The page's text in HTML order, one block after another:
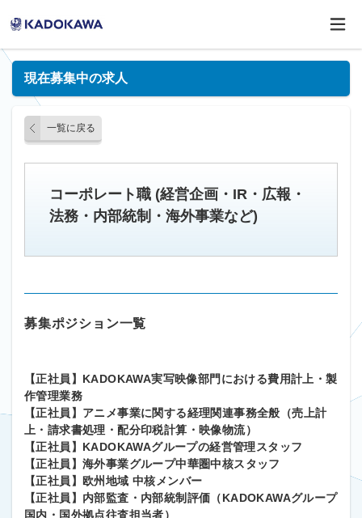
現在募集中の求人
一覧に戻る
コーポレート職 (経営企画・IR・広報・
法務・内部統制・海外事業など)
募集ポジション一覧
【正社員】KADOKAWA実写映像部門における費用計上・製
作管理業務
【正社員】アニメ事業に関する経理関連事務全般（売上計
上・請求書処理・配分印税計算・映像物流）
【正社員】KADOKAWAグループの経営管理スタッフ
【正社員】海外事業グループ中華圏中核スタッフ
【正社員】欧州地域 中核メンバー
【正社員】内部監査・内部統制評価（KADOKAWAグループ
国内・国外拠点往査担当者）